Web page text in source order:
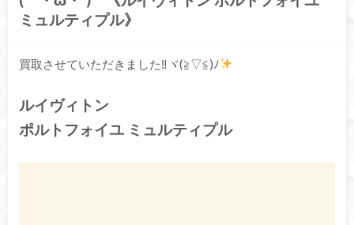
ミュルティプル》
買取させていただきました‼ヾ(≧▽≦)ﾉ
ルイヴィトン
ポルトフォイユ ミュルティプル